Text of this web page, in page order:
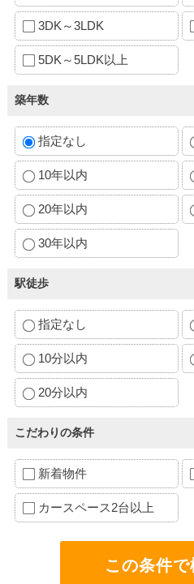
3DK～3LDK
5DK～5LDK以上
築年数
指定なし
10年以内
20年以内
30年以内
駅徒歩
指定なし
10分以内
20分以内
こだわりの条件
新着物件
カースペース2台以上